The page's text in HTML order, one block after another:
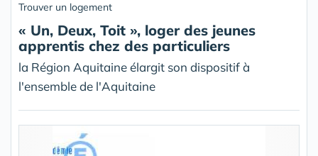
Trouver un logement
« Un, Deux, Toit », loger des jeunes
apprentis chez des particuliers
la Région Aquitaine élargit son dispositif à
l'ensemble de l'Aquitaine